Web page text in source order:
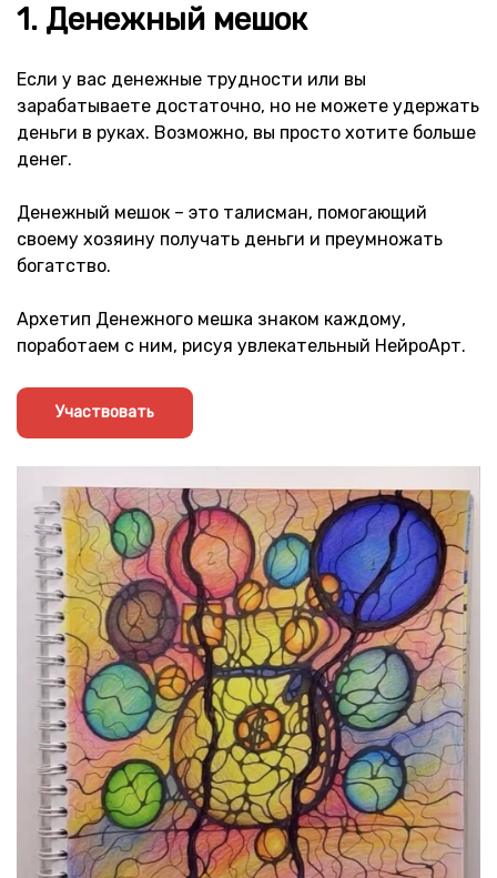
1. Денежный мешок
Если у вас денежные трудности или вы
зарабатываете достаточно, но не можете удержать
деньги в руках. Возможно, вы просто хотите больше
денег.
Денежный мешок – это талисман, помогающий
своему хозяину получать деньги и преумножать
богатство.
Архетип Денежного мешка знаком каждому,
поработаем с ним, рисуя увлекательный НейроАрт.
Участвовать